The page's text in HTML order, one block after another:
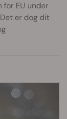
EU under
er dog dit